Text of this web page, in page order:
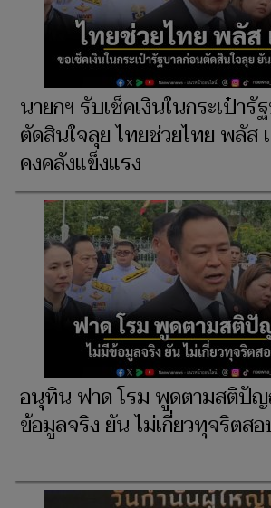
นายกฯ รับเช็คเงินในกระเป๋ารั
ตัดสินใจลุย ไทยช่วยไทย พลัส
คงคลังแข็งแรง
อนุทิน ฟาด โรม พูดตามสติปั
ข้อมูลจริง ยัน ไม่เกี่ยวทุจริตส